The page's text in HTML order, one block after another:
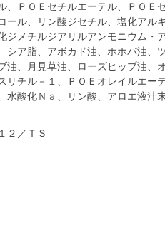
、ＰＯＥセチルエーテル、ＰＯＥ
ール、リン酸ジセチル、塩化アル
ジメチルジアリルアンモニウム・
シア脂、アボカド油、ホホバ油、
油、月見草油、ローズヒップ油、
リチル－１、ＰＯＥオレイルエー
水酸化Ｎａ、リン酸、アロエ液汁
２／ＴＳ